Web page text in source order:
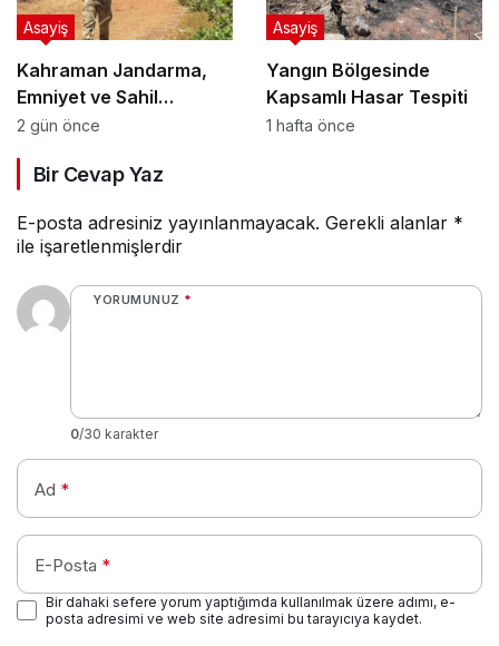
Kahraman Jandarma,
Emniyet ve Sahil
Güvenlik Muğla’da Yeşil
Asayiş
2 gün önce
Yangın Bölgesinde
Kapsamlı Hasar Tespiti
Asayiş
1 hafta önce
Bir Cevap Yaz
E-posta adresiniz yayınlanmayacak. Gerekli alanlar *
ile işaretlenmişlerdir
YORUMUNUZ *
0/30 karakter
Ad *
E-Posta *
Bir dahaki sefere yorum yaptığımda kullanılmak üzere adımı, e-
posta adresimi ve web site adresimi bu tarayıcıya kaydet.